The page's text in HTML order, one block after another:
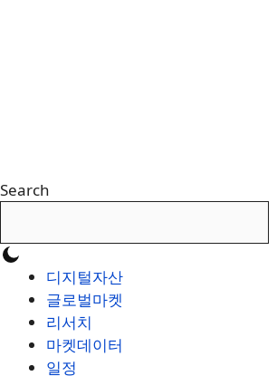
Search
디지털자산
글로벌마켓
리서치
마켓데이터
일정